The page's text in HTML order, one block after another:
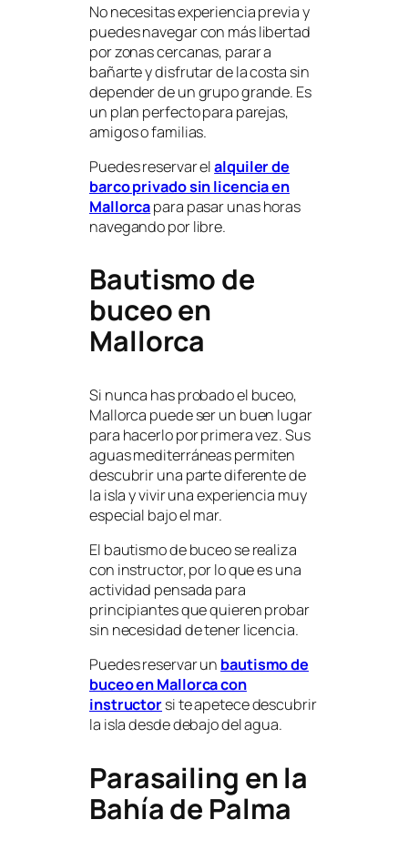
No necesitas experiencia previa y
puedes navegar con más libertad
por zonas cercanas, parar a
bañarte y disfrutar de la costa sin
depender de un grupo grande. Es
un plan perfecto para parejas,
amigos o familias.
Puedes reservar elalquiler de
barco privado sin licencia en
Mallorcapara pasar unas horas
navegando por libre.
Bautismo de
buceo en
Mallorca
Si nunca has probado el buceo,
Mallorca puede ser un buen lugar
para hacerlo por primera vez. Sus
aguas mediterráneas permiten
descubrir una parte diferente de
la isla y vivir una experiencia muy
especial bajo el mar.
El bautismo de buceo se realiza
con instructor, por lo que es una
actividad pensada para
principiantes que quieren probar
sin necesidad de tener licencia.
Puedes reservar un bautismo de
buceo en Mallorca con
instructorsi te apetece descubrir
la isla desde debajo del agua.
Parasailing en la
Bahía de Palma